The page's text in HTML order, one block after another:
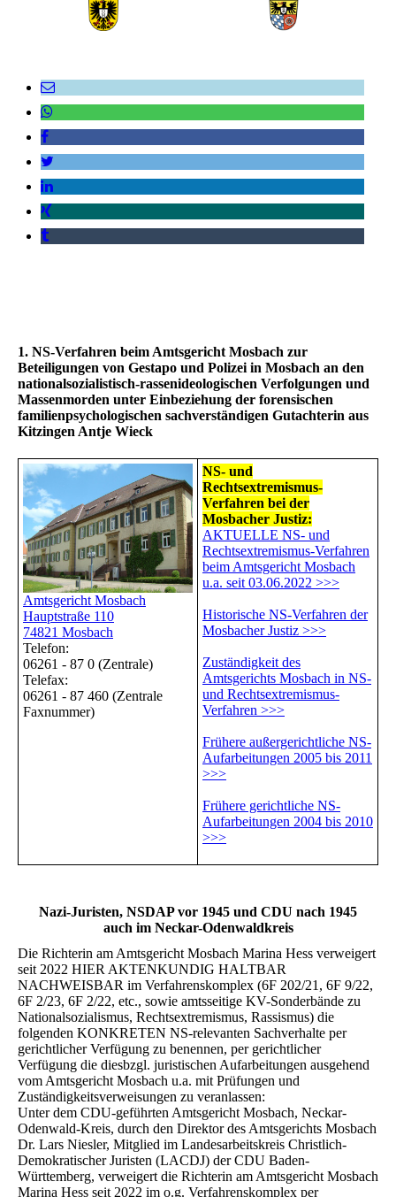
1. NS-Verfahren beim Amtsgericht Mosbach zur
Beteiligungen von Gestapo und Polizei in Mosbach an den
nationalsozialistisch-rassenideologischen Verfolgungen und
Massenmorden unter Einbeziehung der forensischen
familienpsychologischen sachverständigen Gutachterin aus
Kitzingen Antje Wieck
Amtsgericht Mosbach
Hauptstraße 110
74821 Mosbach
Telefon:
06261 - 87 0 (Zentrale)
Telefax:
06261 - 87 460 (Zentrale
Faxnummer)
NS- und
Rechtsextremismus-
Verfahren bei der
Mosbacher Justiz:
AKTUELLE NS- und
Rechtsextremismus-Verfahren
beim Amtsgericht Mosbach
u.a. seit 03.06.2022 >>>
Historische NS-Verfahren der
Mosbacher Justiz >>>
Zuständigkeit des
Amtsgerichts Mosbach in NS-
und Rechtsextremismus-
Verfahren >>>
Frühere außergerichtliche NS-
Aufarbeitungen 2005 bis 2011
>>>
Frühere gerichtliche NS-
Aufarbeitungen 2004 bis 2010
>>>
Nazi-Juristen, NSDAP vor 1945 und CDU nach 1945
auch im Neckar-Odenwaldkreis
Die Richterin am Amtsgericht Mosbach Marina Hess verweigert
seit 2022 HIER AKTENKUNDIG HALTBAR
NACHWEISBAR im Verfahrenskomplex (6F 202/21, 6F 9/22,
6F 2/23, 6F 2/22, etc., sowie amtsseitige KV-Sonderbände zu
Nationalsozialismus, Rechtsextremismus, Rassismus) die
folgenden KONKRETEN NS-relevanten Sachverhalte per
gerichtlicher Verfügung zu benennen, per gerichtlicher
Verfügung die diesbzgl. juristischen Aufarbeitungen ausgehend
vom Amtsgericht Mosbach u.a. mit Prüfungen und
Zuständigkeitsverweisungen zu veranlassen:
Unter dem CDU-geführten Amtsgericht Mosbach, Neckar-
Odenwald-Kreis, durch den Direktor des Amtsgerichts Mosbach
Dr. Lars Niesler, Mitglied im Landesarbeitskreis Christlich-
Demokratischer Juristen (LACDJ) der CDU Baden-
Württemberg, verweigert die Richterin am Amtsgericht Mosbach
Marina Hess seit 2022 im o.g. Verfahrenskomplex per